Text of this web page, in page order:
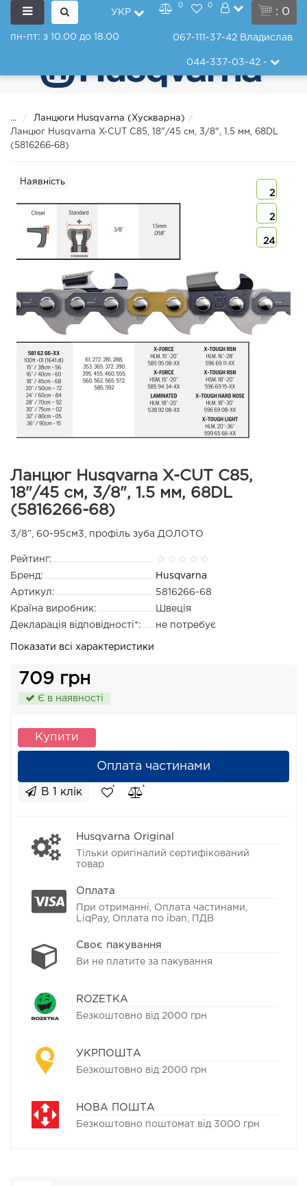
: 0
УКР
0 0
пн-пт: з 10.00 до 18.00 067-111-37-42 Владислав
044-337-03-42-
...
Ланцюги Husqvarna (Хускварна)
Ланцюг Husqvarna X-CUT C85, 18"/45 см, 3/8", 1.5 мм, 68DL
(5816266-68)
2
2
24
Наявність
Ланцюг Husqvarna X-CUT C85,
18"/45 см, 3/8", 1.5 мм, 68DL
(5816266-68)
3/8”, 60-95см3, профіль зуба ДОЛОТО
Рейтинг:
Бренд:
Husqvarna
Артикул:
5816266-68
Країна виробник:
Швеція
Декларація відповідності*:
не потребує
Показати всі характеристики
709 грн
Є в наявності
Купити
Оплата частинами
В 1 клік
Husqvarna Original
Тільки оригіналий сертифікований
товар
Оплата
При отриманні, Оплата частинами,
LiqPay, Оплата по iban, ПДВ
Своє пакування
Ви не платите за пакування
ROZETKA
Безкоштовно від 2000 грн
УКРПОШТА
Безкоштовно від 2000 грн
НОВА ПОШТА
Безкоштовно поштомат від 3000 грн